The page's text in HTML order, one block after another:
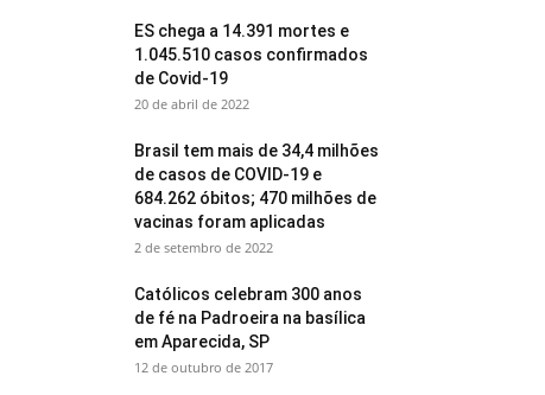
ES chega a 14.391 mortes e
1.045.510 casos confirmados
de Covid-19
20 de abril de 2022
Brasil tem mais de 34,4 milhões
de casos de COVID-19 e
684.262 óbitos; 470 milhões de
vacinas foram aplicadas
2 de setembro de 2022
Católicos celebram 300 anos
de fé na Padroeira na basílica
em Aparecida, SP
12 de outubro de 2017